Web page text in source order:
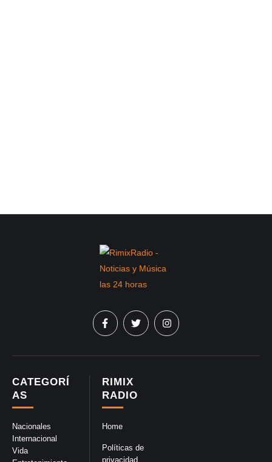
RIMIX
RADIO
Home
Políticas de
privacidad
CATEGORÍ
AS
Nacionales
Internacional
Vida